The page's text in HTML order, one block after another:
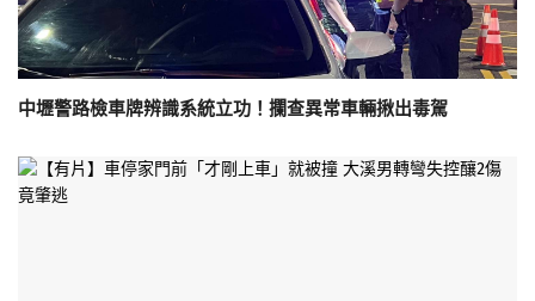
中壢警路檢車牌辨識系統立功！攔查異常車輛揪出毒駕